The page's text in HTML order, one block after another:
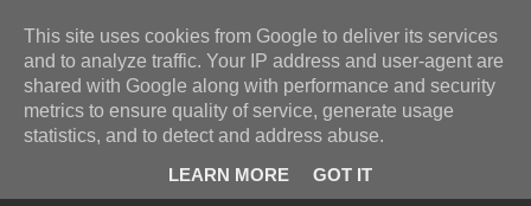
Ιερόσυλοι έκλεψαν τάματα από Ιερό Ναό στις Σέρρες
ΚΕΝΤΡΙΚΗ ΑΝΑ ΚΑΤΗΓΟΡΙΑ
ΕΙΔΗΣΕΙΣ ΑΝΑ ΠΕΡΙΟΧΗ
ΠΡΟΣΦΑΤΑ ΝΕΑ
This site uses cookies from Google to deliver its services
and to analyze traffic. Your IP address and user-agent are
shared with Google along with performance and security
metrics to ensure quality of service, generate usage
statistics, and to detect and address abuse.
LEARN MORE
GOT IT